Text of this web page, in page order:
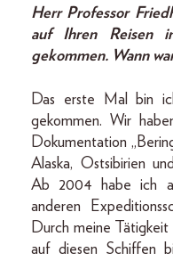
Herr Professor
auf Ihren Reisen
gekommen. Wann
Das erste Mal bin
gekommen. Wir
Dokumentation
Alaska, Ostsibirien
Ab 2004 habe ich
anderen
Durch meine
auf diesen Schiffen